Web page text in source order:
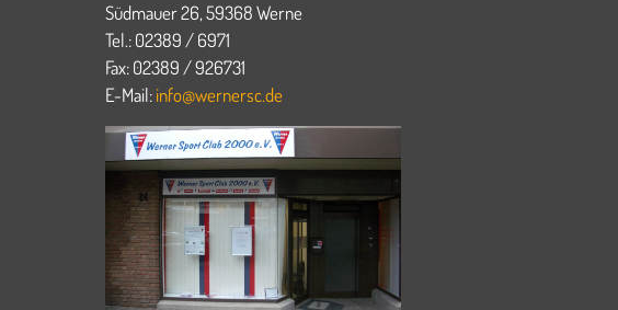
Südmauer 26, 59368 Werne
Tel.: 02389 / 6971
Fax: 02389 / 926731
E-Mail:info@wernersc.de